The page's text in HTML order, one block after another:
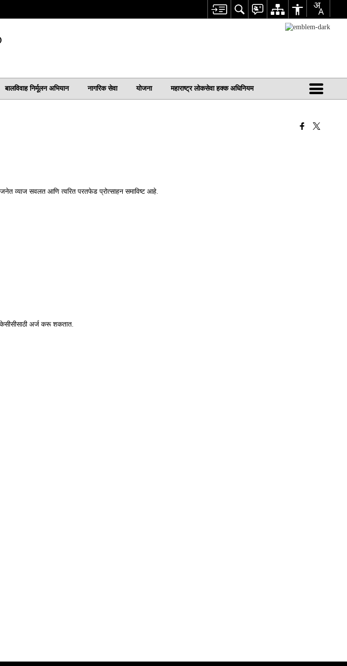
बालविवाह निर्मूलन अभियान नागरिक सेवा योजना महाराष्ट्र लोकसेवा हक्क अधिनियम
व्याज सवलत आणि त्वरित परतफेड प्रोत्साहन समाविष्ट आहे.
अर्ज करू शकतात.